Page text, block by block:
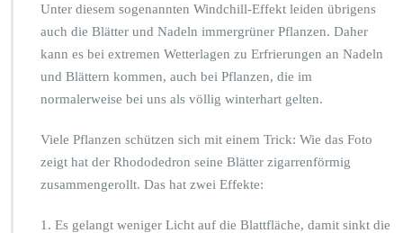
Unter diesem sogenannten Windchill-Effekt leiden übrigens
auch die Blätter und Nadeln immergrüner Pflanzen. Daher
kann es bei extremen Wetterlagen zu Erfrierungen an Nadeln
und Blättern kommen, auch bei Pflanzen, die im
normalerweise bei uns als völlig winterhart gelten.
Viele Pflanzen schützen sich mit einem Trick: Wie das Foto
zeigt hat der Rhododedron seine Blätter zigarrenförmig
zusammengerollt. Das hat zwei Effekte:
1. Es gelangt weniger Licht auf die Blattfläche, damit sinkt die